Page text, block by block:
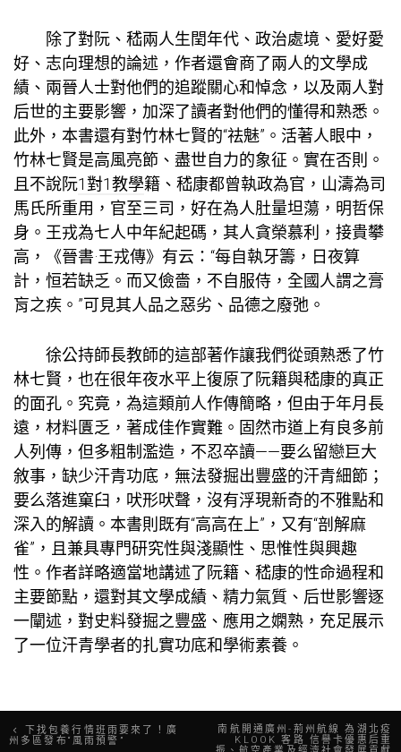
除了對阮、嵇兩人生閏年代、政治處境、愛好愛
好、志向理想的論述，作者還會商了兩人的文學成
績、兩晉人士對他們的追蹤關心和悼念，以及兩人對
后世的主要影響，加深了讀者對他們的懂得和熟悉。
此外，本書還有對竹林七賢的“祛魅”。活著人眼中，
竹林七賢是高風亮節、盡世自力的象征。實在否則。
且不說阮1對1教學籍、嵇康都曾執政為官，山濤為司
馬氏所重用，官至三司，好在為人肚量坦蕩，明哲保
身。王戎為七人中年紀起碼，其人貪榮慕利，接貴攀
高，《晉書·王戎傳》有云：“每自執牙籌，日夜算
計，恒若缺乏。而又儉嗇，不自服侍，全國人謂之膏
肓之疾。”可見其人品之惡劣、品德之廢弛。
徐公持師長教師的這部著作讓我們從頭熟悉了竹
林七賢，也在很年夜水平上復原了阮籍與嵇康的真正
的面孔。究竟，為這類前人作傳簡略，但由于年月長
遠，材料匱乏，著成佳作實難。固然市道上有良多前
人列傳，但多粗制濫造，不忍卒讀——要么留戀巨大
敘事，缺少汗青功底，無法發掘出豐盛的汗青細節；
要么落進窠臼，吠形吠聲，沒有浮現新奇的不雅點和
深入的解讀。本書則既有“高高在上”，又有“剖解麻
雀”，且兼具專門研究性與淺顯性、思惟性與興趣
性。作者詳略適當地講述了阮籍、嵇康的性命過程和
主要節點，還對其文學成績、精力氣質、后世影響逐
一闡述，對史料發掘之豐盛、應用之嫻熟，充足展示
了一位汗青學者的扎實功底和學術素養。
文下找包養行情班雨要來了！廣
州多區發布“風雨預警”
南航開通廣州-荊州航線 為湖北疫
KLOOK 客路 信譽卡優惠后重